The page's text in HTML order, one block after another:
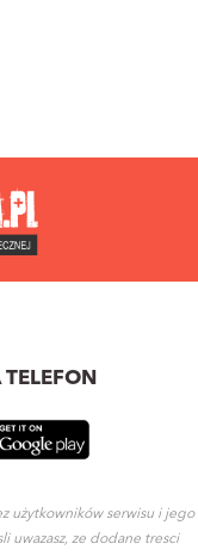
użytkowników serwisu i jego
uwazasz, ze dodane tresci